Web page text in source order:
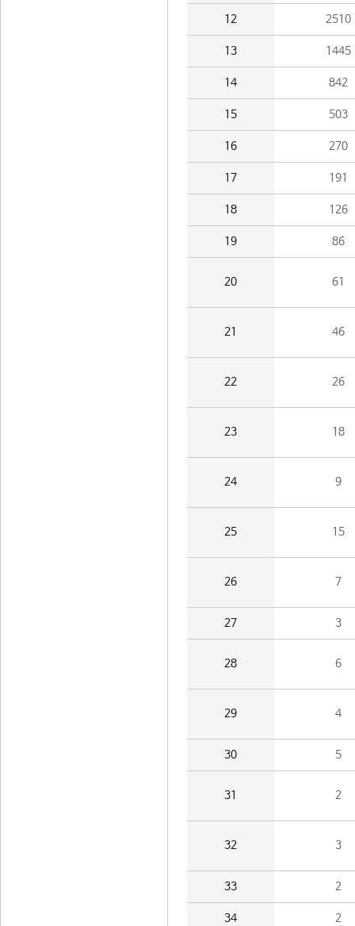
12 2510
13 1445
14 842
15 503
16 270
17 191
18 126
19 86
20 61
21 46
22 26
23 18
24 9
25 15
26 7
27 3
28 6
29 4
30 5
31 2
32 3
33 2
34 2